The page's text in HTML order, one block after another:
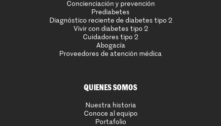
Concienciación y prevención
Prediabetes
Diagnóstico reciente de diabetes tipo 2
Vivir con diabetes tipo 2
Cuidadores tipo 2
Abogacía
Proveedores de atención médica
QUIENES SOMOS
Nuestra historia
Conoce al equipo
Portafolio